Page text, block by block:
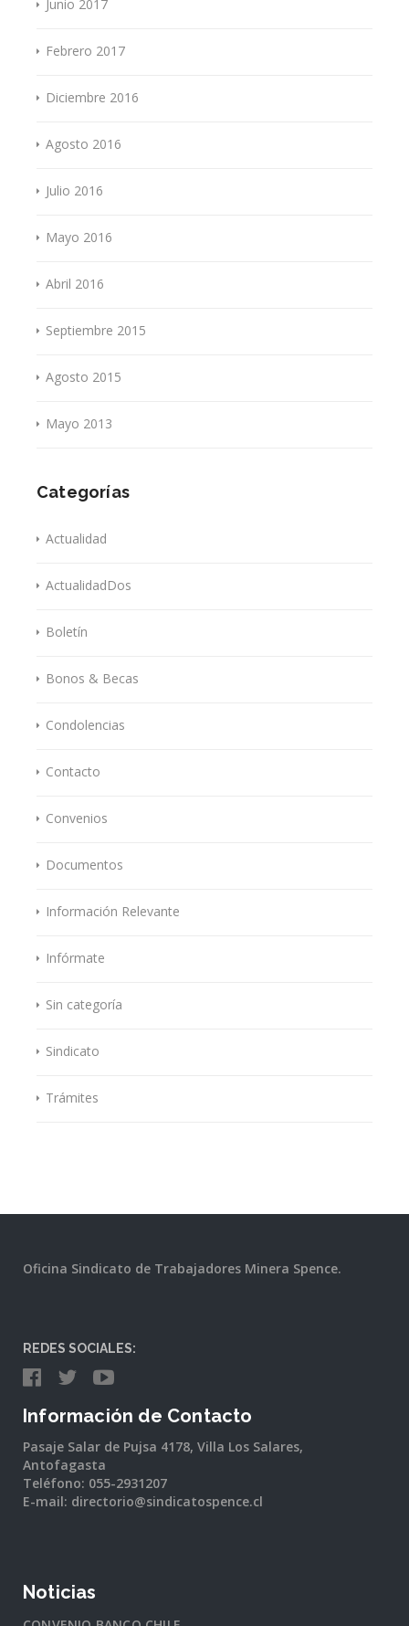
Junio 2017
Febrero 2017
Diciembre 2016
Agosto 2016
Julio 2016
Mayo 2016
Abril 2016
Septiembre 2015
Agosto 2015
Mayo 2013
Categorías
Actualidad
ActualidadDos
Boletín
Bonos & Becas
Condolencias
Contacto
Convenios
Documentos
Información Relevante
Infórmate
Sin categoría
Sindicato
Trámites
Oficina Sindicato de Trabajadores Minera Spence.
REDES SOCIALES:
Información de Contacto
Pasaje Salar de Pujsa 4178, Villa Los Salares,
Antofagasta
Teléfono: 055-2931207
E-mail: directorio@sindicatospence.cl
Noticias